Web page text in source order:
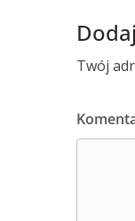
Twój